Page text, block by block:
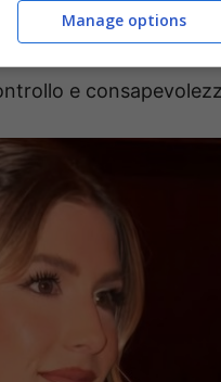
allanuova fase
la sua immagine
e
Manage options